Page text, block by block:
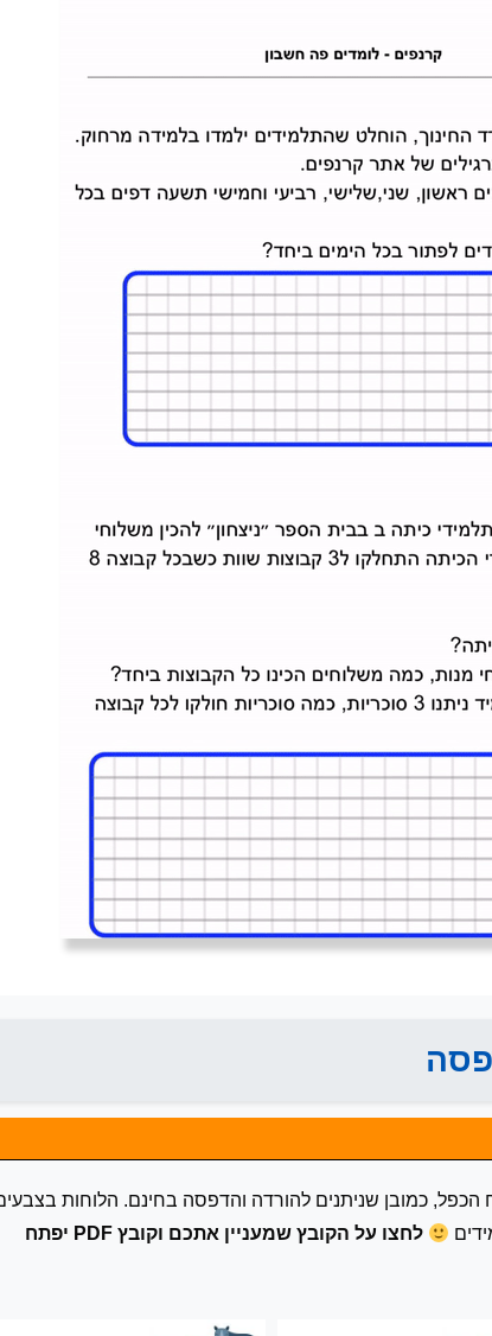
הכפל, כמובן שניתנים להורדה והדפסה בחינם. הלוחות
לחצו על הקובץ שמעניין אתכם וקובץ PDF יפתח